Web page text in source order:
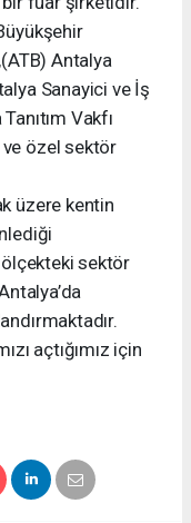
Antalya
Sanayici ve İş
Vakfı
ve özel sektör
üzere kentin
sektör
açtığımız için